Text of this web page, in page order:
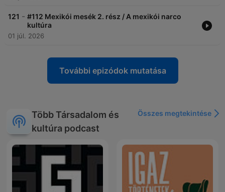
121 - #112 Mexikói mesék 2. rész / A mexikói narco
kultúra
01 júl. 2026
További epizódok mutatása
Több Társadalom és
kultúra podcast
Összes megtekintése